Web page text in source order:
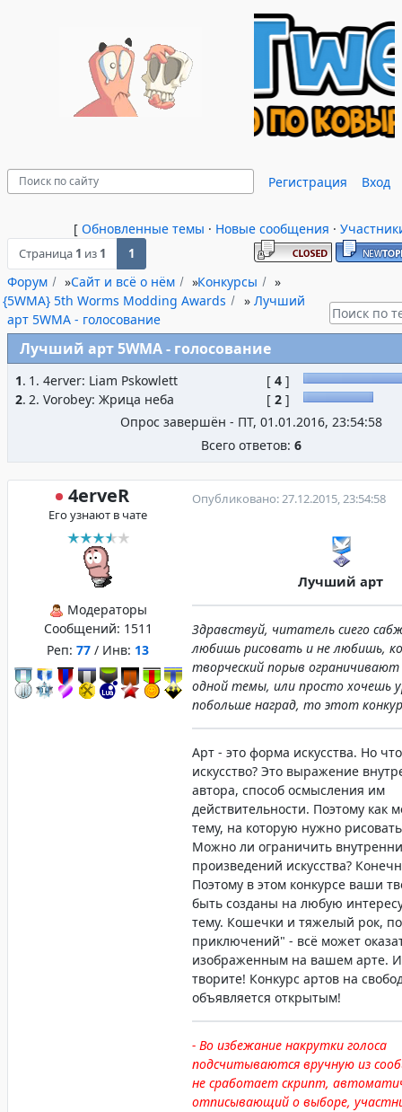
Регистрация Вход
[ Обновленные темы · Новые сообщения ·
Страница 1 из 1 1
Форум »Сайт и всё о нём »Конкурсы
»
{5WMA} 5th Worms Modding Awards
» Лучший
арт 5WMA - голосование
Лучший арт 5WMA - голосование
1. 1. 4erver: Liam Pskowlett [ 4 ]
2. 2. Vorobey: Жрица неба [ 2 ]
Опрос завершён - ПТ, 01.01.2016, 23:54:58
Всего ответов: 6
4erveR
Его узнают в чате
Модераторы
Сообщений: 1511
Реп: 77 / Инв: 13
Опубликовано: 27.12.2015, 23:54:58
Лучший арт
Здравствуй, читатель сиего
любишь рисовать и не любишь,
творческий порыв
одной темы, или просто хочешь
побольше наград, то этот
Арт - это форма искусства. Но
искусство? Это выражение
автора, способ осмысления им
действительности. Поэтому как
тему, на которую нужно
Можно ли ограничить
произведений искусства?
Поэтому в этом конкурсе ваши
быть созданы на любую
тему. Кошечки и тяжелый рок,
приключений" - всё может
изображенным на вашем арте.
творите! Конкурс артов на
объявляется открытым!
- Во избежание накрутки голоса
подсчитываются вручную из
не сработает скрипт,
отписывающий о выборе,